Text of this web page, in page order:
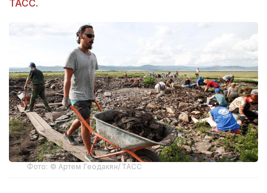
ТАСС.
Фото: © Артем Геодакян/ ТАСС